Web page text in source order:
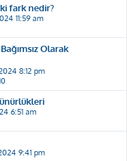
fark nedir?
11:59 am
Olarak
8:12 pm
6:51 am
9:41 pm